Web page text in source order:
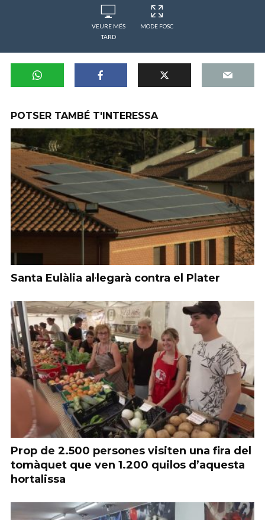
VEURE MÉS
TARD
MODE FOSC
POTSER TAMBÉ T'INTERESSA
Santa Eulàlia al·legarà contra el Plater
Prop de 2.500 persones visiten una fira del
tomàquet que ven 1.200 quilos d’aquesta
hortalissa